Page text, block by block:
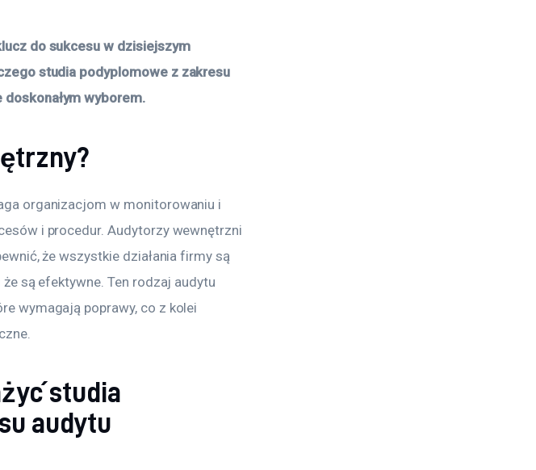
do sukcesu w dzisiejszym
studia podyplomowe z zakresu
wyborem.
organizacjom w monitorowaniu i
i procedur. Audytorzy wewnętrzni
że wszystkie działania firmy są
są efektywne. Ten rodzaj audytu
wymagają poprawy, co z kolei
studia
audytu